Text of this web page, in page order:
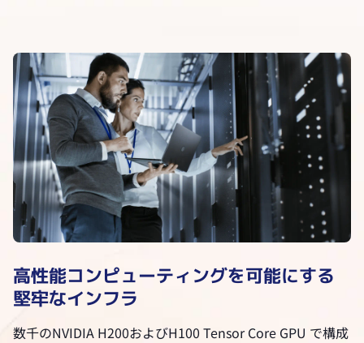
高性能コンピューティングを可能にする
堅牢なインフラ
数千のNVIDIA H200およびH100 Tensor Core GPU で構成